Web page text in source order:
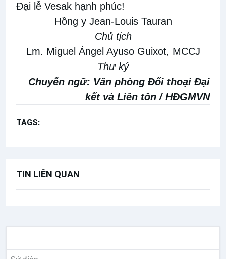
Đại lễ Vesak hạnh phúc!
Hồng y Jean-Louis Tauran
Chủ tịch
Lm. Miguel Ángel Ayuso Guixot, MCCJ
Thư ký
Chuyển ngữ: Văn phòng Đối thoại Đại
kết và Liên tôn / HĐGMVN
TAGS:
TIN LIÊN QUAN